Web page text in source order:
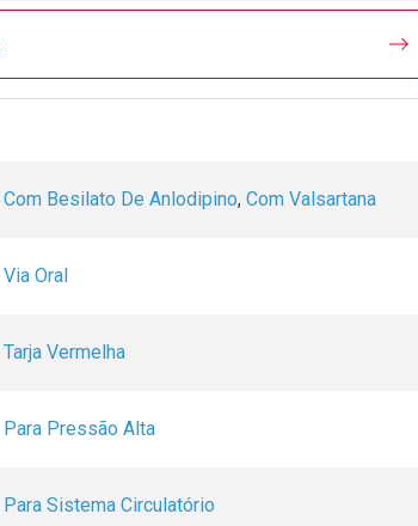
Com Besilato De Anlodipino, Com Valsartana
Via Oral
Tarja Vermelha
Para Pressão Alta
Para Sistema Circulatório